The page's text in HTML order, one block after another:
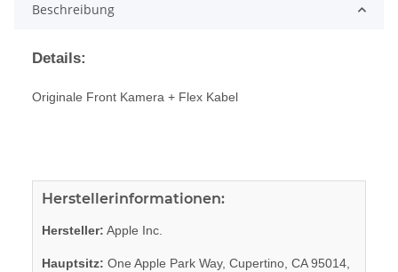
Beschreibung
Details:
Originale Front Kamera + Flex Kabel
Herstellerinformationen:
Hersteller: Apple Inc.
Hauptsitz: One Apple Park Way, Cupertino, CA 95014,